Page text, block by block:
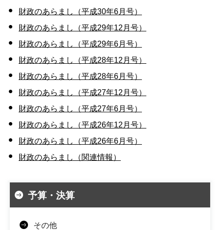
財政のあらまし（平成30年6月号）
財政のあらまし（平成29年12月号）
財政のあらまし（平成29年6月号）
財政のあらまし（平成28年12月号）
財政のあらまし（平成28年6月号）
財政のあらまし（平成27年12月号）
財政のあらまし（平成27年6月号）
財政のあらまし（平成26年12月号）
財政のあらまし（平成26年6月号）
財政のあらまし（関連情報）
予算・決算
その他